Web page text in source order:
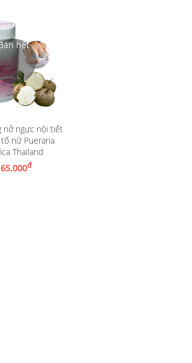
nở ngực nội tiết
nữ Pueraria
Thailand
đ
báo khi có hàng